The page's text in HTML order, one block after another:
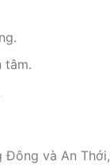
tâm.
Đông và An Thới,